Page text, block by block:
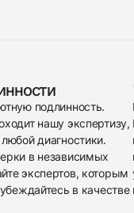
подлинность.
нашу экспертизу,
диагностики.
в независимых
экспертов, которым
в качестве